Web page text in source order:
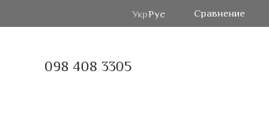
УкрРус Сравнение
098 408 3305